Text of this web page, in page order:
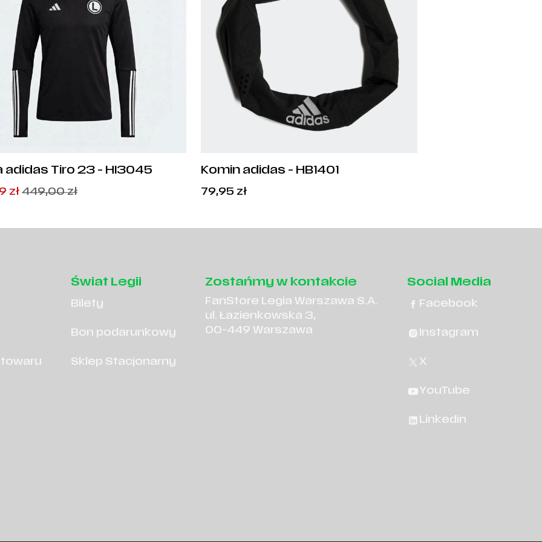
adidas Tiro 23 - HI3045
zł 449,00zł
Komin adidas - HB1401
79,95 zł
Świat Legii
Bilety
Bon podarunkowy
Sklep Stacjonarny
Zostańmy w kontakcie
FanStore Legia Warszawa S.A.
ul. Łazienkowska 3,
00-449 Warszawa
Social Media
Facebook
Instagram
X
YouTube
Linkedin